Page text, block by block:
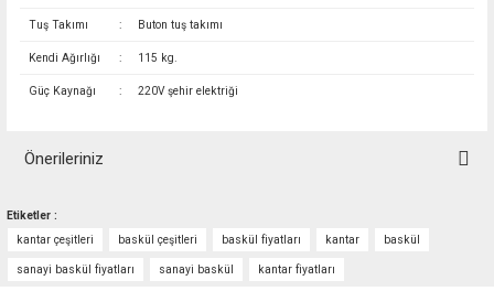
Tuş Takımı : Buton tuş takımı
Kendi Ağırlığı : 115 kg.
Güç Kaynağı : 220V şehir elektriği
Önerileriniz
yetersiz gördüğünüz noktaları öneri formunu kullanarak tarafımıza
iletebilirsiniz.
Görüş ve önerileriniz için teşekkür ederiz.
Etiketler :
kantar çeşitleri
baskül çeşitleri baskül fiyatları kantar baskül
sanayi baskül fiyatları sanayi baskül kantar fiyatları